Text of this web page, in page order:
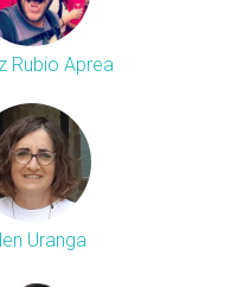
Rubio Aprea
Uranga